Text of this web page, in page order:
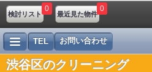
検討リスト
0
最近見た物件
0
TEL お問い合わせ
渋谷区のクリーニング